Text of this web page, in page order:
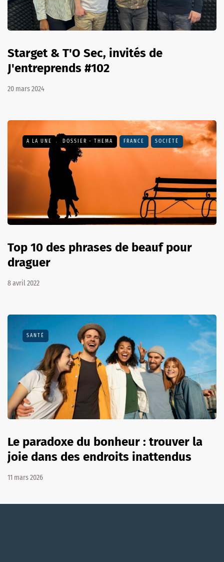
Starget & T'O Sec, invités de
J'entreprends #102
20 mars 2024
A LA UNE DOSSIER - THEMA FRANCE SOCIÉTÉ
Top 10 des phrases de beauf pour
draguer
8 avril 2022
SANTÉ
Le paradoxe du bonheur : trouver la
joie dans des endroits inattendus
11 mars 2026